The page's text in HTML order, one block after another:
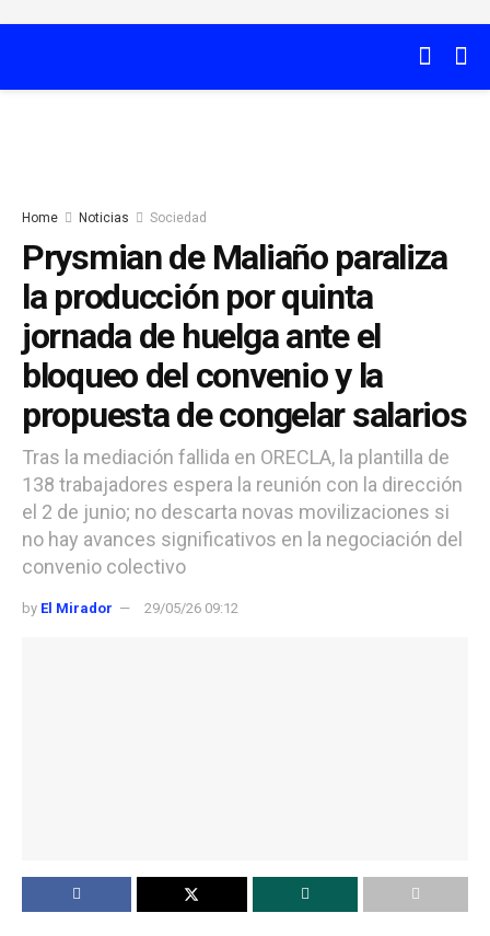
Home Noticias Sociedad
Prysmian de Maliaño paraliza
la producción por quinta
jornada de huelga ante el
bloqueo del convenio y la
propuesta de congelar salarios
Tras la mediación fallida en ORECLA, la plantilla de
138 trabajadores espera la reunión con la dirección
el 2 de junio; no descarta novas movilizaciones si
no hay avances significativos en la negociación del
convenio colectivo
by El Mirador 29/05/26 09:12